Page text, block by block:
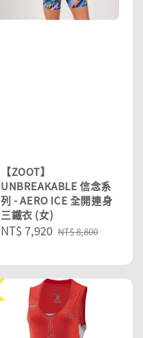
【ZOOT】
UNBREAKABLE 信念系
列 - AERO ICE 全開連身
三鐵衣 (女)
Sale
NT$ 7,920 Regular
NT$ 8,800